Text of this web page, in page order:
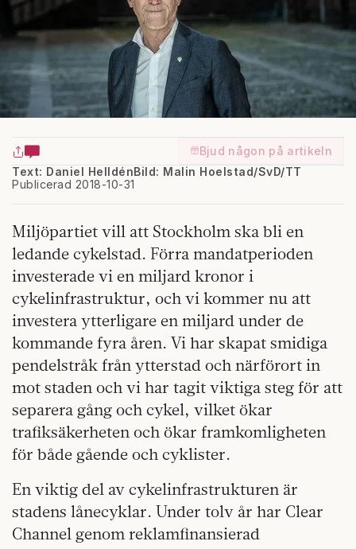
Bjud någon på artikeln
Text: Daniel Helldén
Publicerad 2018-10-31
Bild: Malin Hoelstad/SvD/TT
Miljöpartiet vill att Stockholm ska bli en
ledande cykelstad. Förra mandatperioden
investerade vi en miljard kronor i
cykelinfrastruktur, och vi kommer nu att
investera ytterligare en miljard under de
kommande fyra åren. Vi har skapat smidiga
pendelstråk från ytterstad och närförort in
mot staden och vi har tagit viktiga steg för att
separera gång och cykel, vilket ökar
trafiksäkerheten och ökar framkomligheten
för både gående och cyklister.
En viktig del av cykelinfrastrukturen är
stadens lånecyklar. Under tolv år har Clear
Channel genom reklamfinansierad